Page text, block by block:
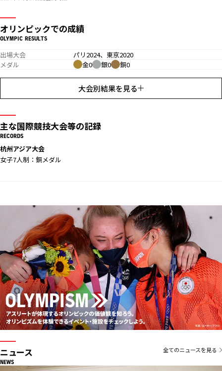
オリンピックでの成績
OLYMPIC RESULTS
出場大会
パリ2024、東京2020
メダル
金0 銀0 銅0
大会別結果を見る
主な国際競技大会等の記録
RECORDS
杭州アジア大会
女子7人制：銅メダル
ニュース
NEWS
全てのニュースを見る